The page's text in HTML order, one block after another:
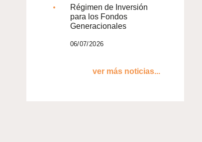
Régimen de Inversión
para los Fondos
Generacionales
06/07/2026
ver más noticias...